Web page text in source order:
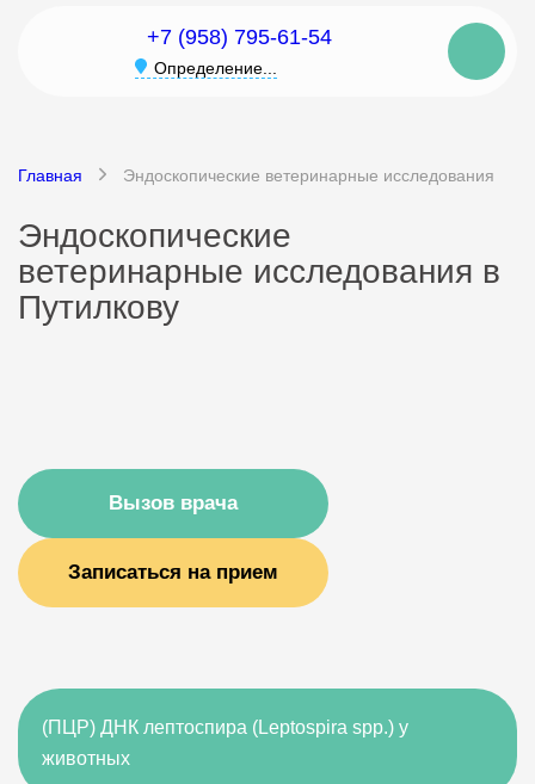
+7 (958) 795-61-54
Определение...
Главная Эндоскопические ветеринарные исследования
Эндоскопические
ветеринарные исследования в
Путилкову
Вызов врача
Записаться на прием
(ПЦР) ДНК лептоспира (Leptospira spp.) у
животных